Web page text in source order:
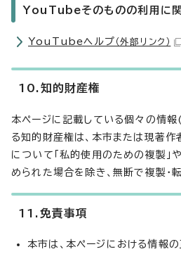
YouTubeそのものの利用に関
YouTubeヘルプ （外部リンク）
10.知的財産権
本ページに記載している個々の情報
る知的財産権は、本市または現著作
について「私的使用のための複製」
められた場合を除き、無断で複製・
11.免責事項
本市は、本ページにおける情報